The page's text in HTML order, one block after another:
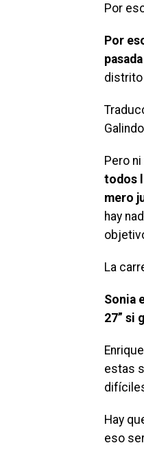
Por
Por
distrito
Pero
todos
mero
hay
La
Sonia
27” si
Enrique
estas
Hay
eso